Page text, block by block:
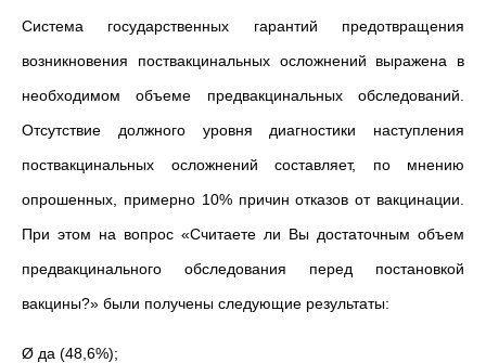
Система государственных гарантий предотвращения
возникновения поствакцинальных осложнений выражена в
необходимом объеме предвакцинальных обследований.
Отсутствие должного уровня диагностики наступления
поствакцинальных осложнений составляет, по мнению
опрошенных, примерно 10% причин отказов от вакцинации.
При этом на вопрос «Считаете ли Вы достаточным объем
предвакцинального обследования перед постановкой
вакцины?» были получены следующие результаты:
Ø да (48,6%);